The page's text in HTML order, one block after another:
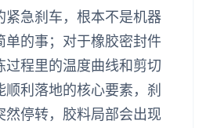
紧急刹车，根本不是机器
单的事；对于橡胶密封件
过程里的温度曲线和剪切
利落地的核心要素，刹
然停转，胶料局部会出现